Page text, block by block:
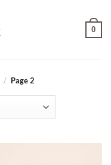
0
/ Page 2